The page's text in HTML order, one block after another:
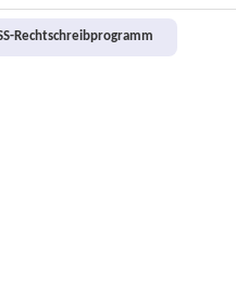
Rechtschreibprogramm